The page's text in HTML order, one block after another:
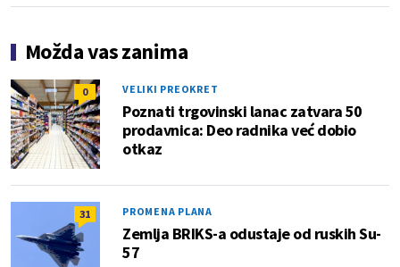
Možda vas zanima
0 VELIKI PREOKRET
Poznati trgovinski lanac zatvara 50
prodavnica: Deo radnika već dobio
otkaz
31 PROMENA PLANA
Zemlja BRIKS-a odustaje od ruskih Su-
57